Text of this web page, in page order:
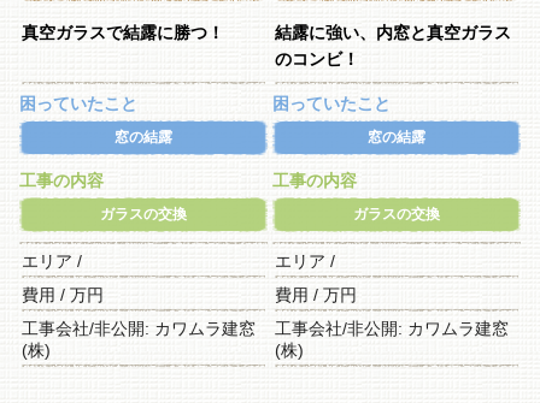
真空ガラスで結露に勝つ！
困っていたこと
窓の結露
工事の内容
ガラスの交換
エリア /
費用 / 万円
工事会社/非公開: カワムラ建窓
(株)
結露に強い、内窓と真空ガラス
のコンビ！
困っていたこと
窓の結露
工事の内容
ガラスの交換
エリア /
費用 / 万円
工事会社/非公開: カワムラ建窓
(株)